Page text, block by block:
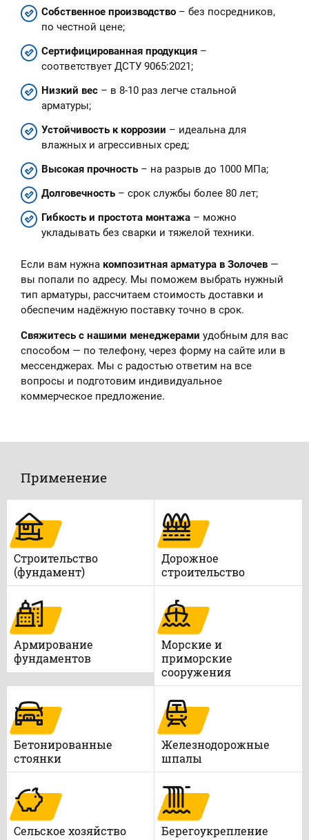
Собственное производство – без посредников,
по честной цене;
Сертифицированная продукция –
соответствует ДСТУ 9065:2021;
Низкий вес – в 8-10 раз легче стальной
арматуры;
Устойчивость к коррозии – идеальна для
влажных и агрессивных сред;
Высокая прочность – на разрыв до 1000 МПа;
Долговечность – срок службы более 80 лет;
Гибкость и простота монтажа – можно
укладывать без сварки и тяжелой техники.
Если вам нужна композитная арматура в Золочев —
вы попали по адресу. Мы поможем выбрать нужный
тип арматуры, рассчитаем стоимость доставки и
обеспечим надёжную поставку точно в срок.
Свяжитесь с нашими менеджерами удобным для вас
способом — по телефону, через форму на сайте или в
мессенджерах. Мы с радостью ответим на все
вопросы и подготовим индивидуальное
коммерческое предложение.
Применение
Строительство
(фундамент)
Дорожное
строительство
Армирование
фундаментов
Морские и
приморские
сооружения
Бетонированные
стоянки
Железнодорожные
шпалы
Сельское хозяйство Берегоукрепление